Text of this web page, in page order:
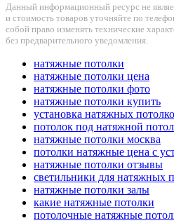
Данный информационный ресурс не
и стоимость товаров уточняйте по
собой право изменять технические
без предварительного уведомления.
натяжные потолки
натяжные потолки цена
натяжные потолки фото
натяжные потолки купить
установка натяжных
потолок под натяжной
натяжные потолки москва
потолки натяжные цена с
натяжные потолки отзывы
светильники для натяжных
натяжные потолки залы
какие натяжные потолки
потолочные натяжные